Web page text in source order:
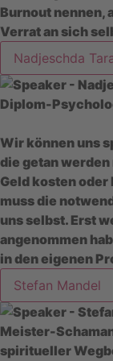
Burnout nennen,
Verrat an sich
Nadjeschda
Diplom-
Wir können uns
die getan
Geld kosten
muss die
uns selbst. Erst
angenommen
in den eigenen
Stefan Mandel
Meister-
spiritueller